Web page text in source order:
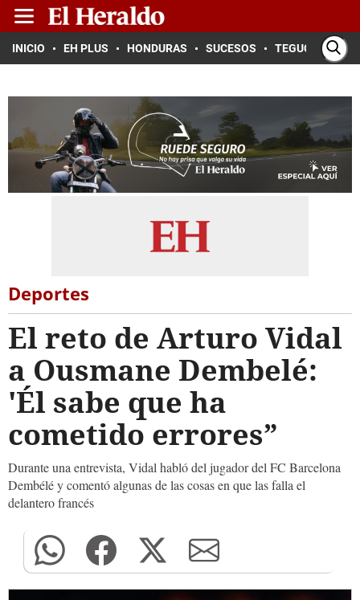
INICIO EH PLUS HONDURAS SUCESOS TEGUCIGALPA
Deportes
El reto de Arturo Vidal
a Ousmane Dembelé:
'Él sabe que ha
cometido errores”
Durante una entrevista, Vidal habló del jugador del FC Barcelona
Dembélé y comentó algunas de las cosas en que las falla el
delantero francés